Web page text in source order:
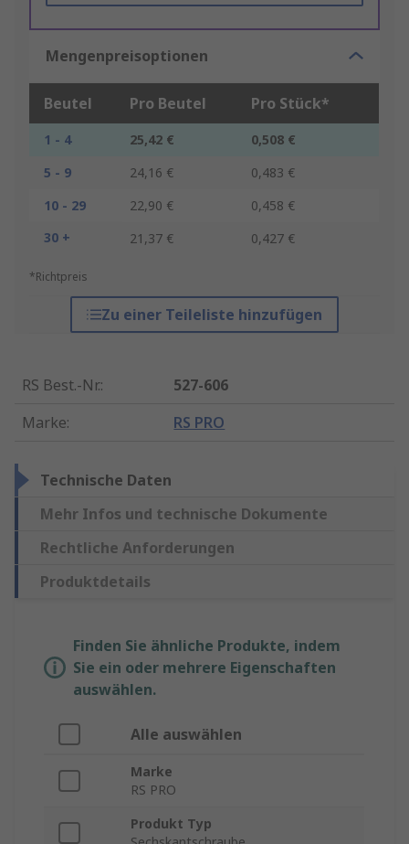
Mengenpreisoptionen
Beutel Pro Beutel Pro Stück*
1 - 4 25,42 €
0,508 €
5 - 9
24,16 €
0,483 €
10 - 29
22,90 €
0,458 €
30 +
21,37 € 0,427 €
*Richtpreis
Zu einer Teileliste hinzufügen
RS Best.-Nr.:
527-606
Marke: RS PRO
Technische Daten
Mehr Infos und technische Dokumente
Rechtliche Anforderungen
Produktdetails
Finden Sie ähnliche Produkte, indem
Sie ein oder mehrere Eigenschaften
auswählen.
Alle auswählen
Marke
RS PRO
Produkt Typ